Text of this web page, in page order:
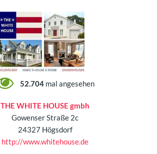
52.704mal angesehen
THE WHITE HOUSE gmbh
Gowenser Straße 2c
24327 Högsdorf
http://www.whitehouse.de